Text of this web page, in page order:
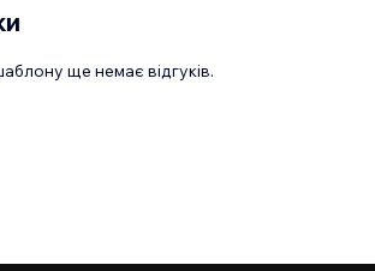
ще немає відгуків.